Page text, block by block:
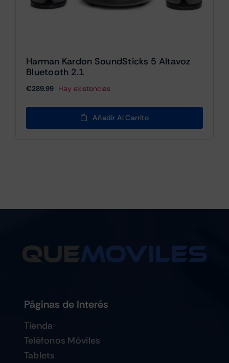
Harman Kardon SoundSticks 5 Altavoz
Bluetooth 2.1
€289.99 Hay existencias
Añadir Al Carrito
Páginas de Interés
Tienda
Teléfonos Móviles
Tablets